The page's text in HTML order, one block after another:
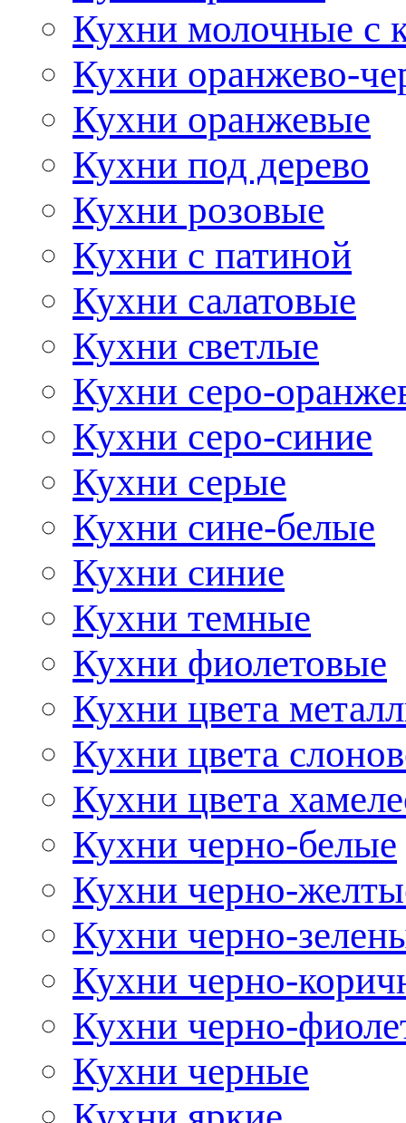
Кухни молочные с
Кухни оранжево-
Кухни оранжевые
Кухни под дерево
Кухни розовые
Кухни с патиной
Кухни салатовые
Кухни светлые
Кухни серо-
Кухни серо-синие
Кухни серые
Кухни сине-белые
Кухни синие
Кухни темные
Кухни фиолетовые
Кухни цвета
Кухни цвета
Кухни цвета
Кухни черно-белые
Кухни черно-
Кухни черно-
Кухни черно-
Кухни черно-
Кухни черные